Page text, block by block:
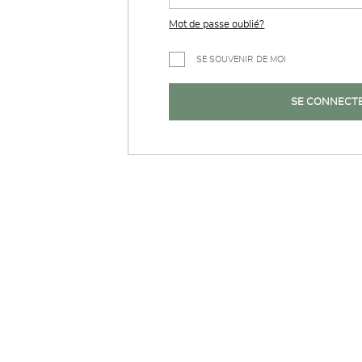
Mot de passe oublié?
SE SOUVENIR DE MOI
SE